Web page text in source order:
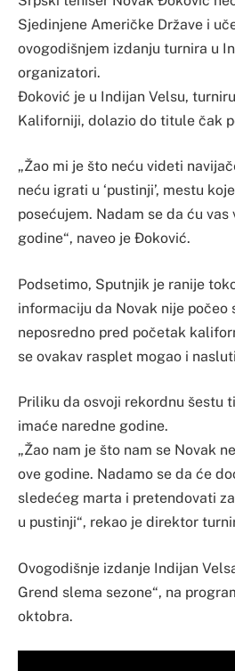
Sjedinjene Američke Države i
ovogodišnjem izdanju turnira u
organizatori.
Đoković je u Indijan Velsu,
Kaliforniji, dolazio do titule čak
„Žao mi je što neću videti
neću igrati u ‘pustinji’, mestu
posećujem. Nadam se da ću
godine“, naveo je Đoković.
Podsetimo, Sputnjik je ranije
informaciju da Novak nije počeo
neposredno pred početak
se ovakav rasplet mogao i
Priliku da osvoji rekordnu šestu
imaće naredne godine.
„Žao nam je što nam se Novak
ove godine. Nadamo se da će
sledećeg marta i pretendovati
u pustinji“, rekao je direktor
Ovogodišnje izdanje Indijan
Grend slema sezone“, na
oktobra.